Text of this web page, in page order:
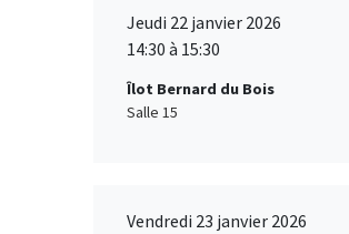
Jeudi 22 janvier 2026
14:30 à 15:30
Îlot Bernard du Bois
Salle 15
Vendredi 23 janvier 2026